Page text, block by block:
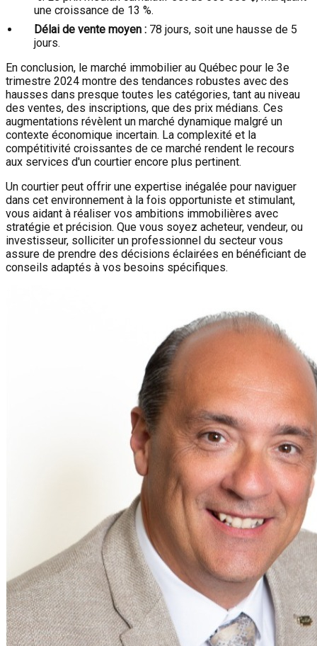
une croissance de 13 %.
Délai de vente moyen : 78 jours, soit une hausse de 5
jours.
En conclusion, le marché immobilier au Québec pour le 3e
trimestre 2024 montre des tendances robustes avec des
hausses dans presque toutes les catégories, tant au niveau
des ventes, des inscriptions, que des prix médians. Ces
augmentations révèlent un marché dynamique malgré un
contexte économique incertain. La complexité et la
compétitivité croissantes de ce marché rendent le recours
aux services d'un courtier encore plus pertinent.
Un courtier peut offrir une expertise inégalée pour naviguer
dans cet environnement à la fois opportuniste et stimulant,
vous aidant à réaliser vos ambitions immobilières avec
stratégie et précision. Que vous soyez acheteur, vendeur, ou
investisseur, solliciter un professionnel du secteur vous
assure de prendre des décisions éclairées en bénéficiant de
conseils adaptés à vos besoins spécifiques.